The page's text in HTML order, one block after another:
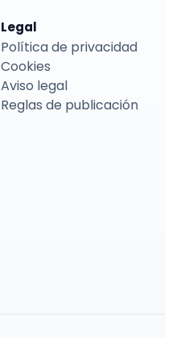
Legal
Política de privacidad
Cookies
Aviso legal
Reglas de publicación